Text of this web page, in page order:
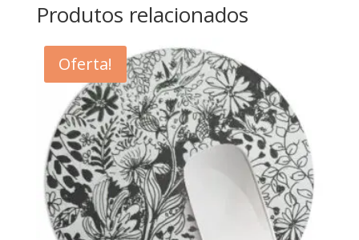
Produtos relacionados
Oferta!